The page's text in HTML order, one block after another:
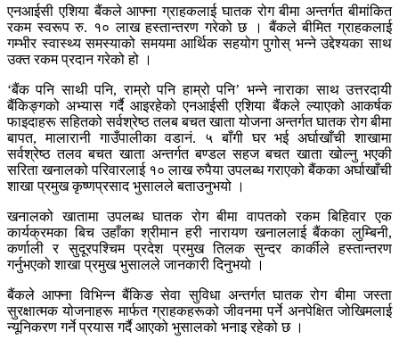
एनआईसी एशिया बैंकले आफ्ना ग्राहकलाई घातक रोग बीमा अन्तर्गत बीमांकित
रकम स्वरूप रु. १० लाख हस्तान्तरण गरेको छ । बैंकले बीमित ग्राहकलाई
गम्भीर स्वास्थ्य समस्याको समयमा आर्थिक सहयोग पुगोस् भन्ने उद्देश्यका साथ
उक्त रकम प्रदान गरेको हो ।
‘बैंक पनि साथी पनि, राम्रो पनि हाम्रो पनि’ भन्ने नाराका साथ उत्तरदायी
बैंकिङ्गको अभ्यास गर्दै आइरहेको एनआईसी एशिया बैंकले ल्याएको आकर्षक
फाइदाहरू सहितको सर्वश्रेष्ठ तलब बचत खाता योजना अन्तर्गत घातक रोग बीमा
बापत, मालारानी गाउँपालीका वडानं. ५ बाँगी घर भई अर्घाखाँची शाखामा
सर्वश्रेष्ठ तलव बचत खाता अन्तर्गत बण्डल सहज बचत खाता खोल्नु भएकी
सरिता खनालको परिवारलाई १० लाख रुपैया उपलब्ध गराएको बैंकका अर्घाखाँची
शाखा प्रमुख कृष्णप्रसाद भुसालले बताउनुभयो ।
खनालको खातामा उपलब्ध घातक रोग बीमा वापतको रकम बिहिवार एक
कार्यक्रमका बिच उहाँका श्रीमान हरी नारायण खनाललाई बैंकका लुम्बिनी,
कर्णाली र सुदूरपश्चिम प्रदेश प्रमुख तिलक सुन्दर कार्कीले हस्तान्तरण
गर्नुभएको शाखा प्रमुख भुसालले जानकारी दिनुभयो ।
बैंकले आफ्ना विभिन्न बैंकिङ सेवा सुविधा अन्तर्गत घातक रोग बीमा जस्ता
सुरक्षात्मक योजनाहरू मार्फत ग्राहकहरूको जीवनमा पर्ने अनपेक्षित जोखिमलाई
न्यूनिकरण गर्ने प्रयास गर्दै आएको भुसालको भनाइ रहेको छ ।